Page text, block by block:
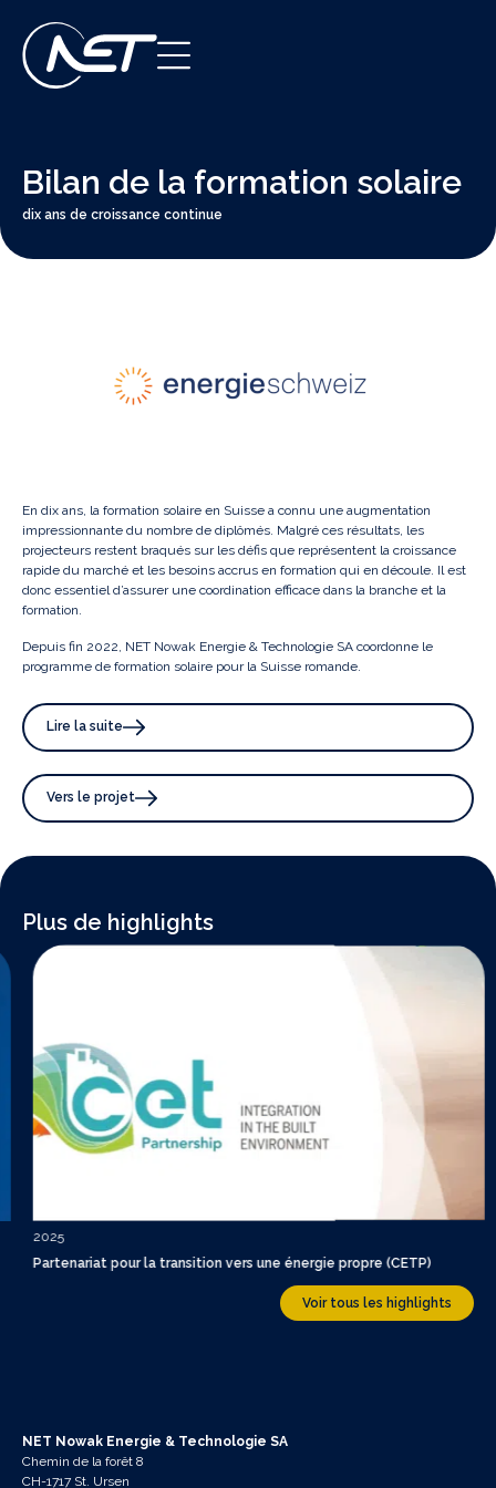
Bilan de la formation solaire
dix ans de croissance continue
En dix ans, la formation solaire en Suisse a connu une augmentation
impressionnante du nombre de diplômés. Malgré ces résultats, les
projecteurs restent braqués sur les défis que représentent la croissance
rapide du marché et les besoins accrus en formation qui en découle. Il est
donc essentiel d’assurer une coordination efficace dans la branche et la
formation.
Depuis fin 2022, NET Nowak Energie & Technologie SA coordonne le
programme de formation solaire pour la Suisse romande.
Lire la suite
Vers le projet
Plus de highlights
2025
Partenariat pour la transition vers une énergie propre (CETP)
Voir tous les highlights
NET Nowak Energie & Technologie SA
Chemin de la forêt 8
CH-1717 St. Ursen